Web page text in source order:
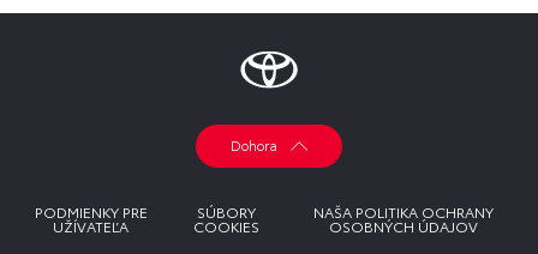
PODMIENKY PRE
UŽÍVATEĽA
SÚBORY
COOKIES
NAŠA POLITIKA OCHRANY
OSOBNÝCH ÚDAJOV
Dohora